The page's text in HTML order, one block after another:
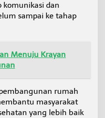
komunikasi dan
sampai ke tahap
Menuju Krayan
rumah
masyarakat
yang lebih baik